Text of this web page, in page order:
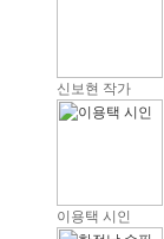
신보현 작가
이용택 시인